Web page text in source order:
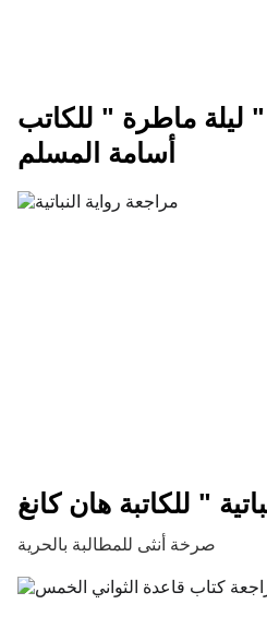
ليلة ماطرة " للكاتب
أسامة المسلم
" للكاتبة هان كانغ
صرخة أنثى للمطالبة بالحرية